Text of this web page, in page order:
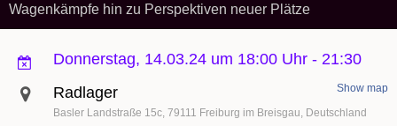
Wagenkämpfe hin zu Perspektiven neuer Plätze
Donnerstag, 14.03.24 um 18:00 Uhr - 21:30
Radlager
Basler Landstraße 15c 79111 Freiburg im Breisgau Deutschland
Show map